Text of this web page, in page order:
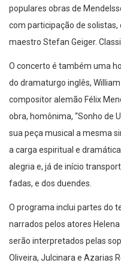
populares obras de
com participação de solistas,
maestro Stefan Geiger.
O concerto é também uma
do dramaturgo inglês,
compositor alemão Félix
obra, homônima, “Sonho de
sua peça musical a mesma
a carga espiritual e
alegria e, já de início
fadas, e dos duendes.
O programa inclui partes do
narrados pelos atores
serão interpretados pelas
Oliveira, Julcinara e Azarias